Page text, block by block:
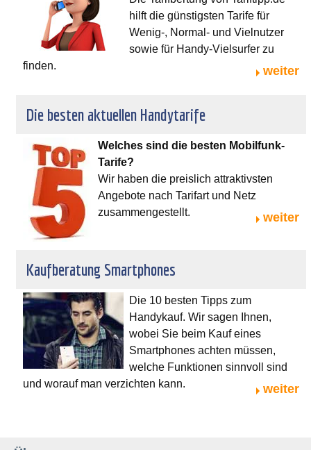
hilft die günstigsten Tarife für
Wenig-, Normal- und Vielnutzer
sowie für Handy-Vielsurfer zu
finden.
weiter
Die besten aktuellen Handytarife
Welches sind die besten Mobilfunk-
Tarife?
Wir haben die preislich attraktivsten
Angebote nach Tarifart und Netz
zusammengestellt.
weiter
Kaufberatung Smartphones
Die 10 besten Tipps zum
Handykauf. Wir sagen Ihnen,
wobei Sie beim Kauf eines
Smartphones achten müssen,
welche Funktionen sinnvoll sind
und worauf man verzichten kann.
weiter